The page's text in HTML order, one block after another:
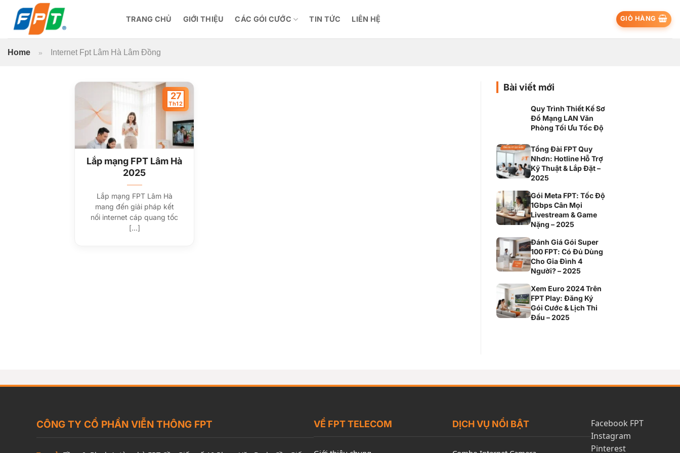
TRANG CHỦ GIỚI THIỆU CÁC GÓI CƯỚC TIN TỨC LIÊN HỆ GIỎ HÀNG
Home » Internet Fpt Lâm Hà Lâm Đồng
Lắp mạng FPT Lâm Hà
2025
Lắp mạng FPT Lâm Hà
mang đến giải pháp kết
nối internet cáp quang tốc
[...]
27
Th12
Bài viết mới
Quy Trình Thiết Kế Sơ
Đồ Mạng LAN Văn
Phòng Tối Ưu Tốc Độ
Tổng Đài FPT Quy
Nhơn: Hotline Hỗ Trợ
Kỹ Thuật & Lắp Đặt –
2025
Gói Meta FPT: Tốc Độ
1Gbps Cân Mọi
Livestream & Game
Nặng – 2025
Đánh Giá Gói Super
100 FPT: Có Đủ Dùng
Cho Gia Đình 4
Người? – 2025
Xem Euro 2024 Trên
FPT Play: Đăng Ký
Gói Cước & Lịch Thi
Đấu – 2025
CÔNG TY CỔ PHẦN VIỄN THÔNG FPT VỀ FPT TELECOM DỊCH VỤ NỔI BẬT
Facebook FPT
Instagram
Pinterest